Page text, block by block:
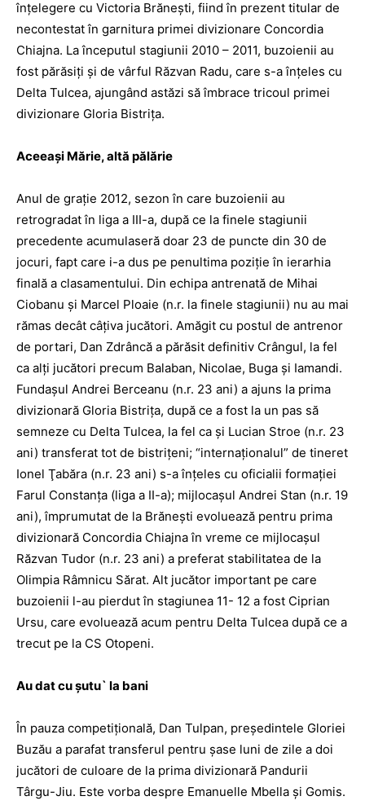
înţelegere cu Victoria Brăneşti, fiind în prezent titular de
necontestat în garnitura primei divizionare Concordia
Chiajna. La începutul stagiunii 2010 – 2011, buzoienii au
fost părăsiţi şi de vârful Răzvan Radu, care s-a înţeles cu
Delta Tulcea, ajungând astăzi să îmbrace tricoul primei
divizionare Gloria Bistriţa.
Aceeaşi Mărie, altă pălărie
Anul de graţie 2012, sezon în care buzoienii au
retrogradat în liga a III-a, după ce la finele stagiunii
precedente acumulaseră doar 23 de puncte din 30 de
jocuri, fapt care i-a dus pe penultima poziţie în ierarhia
finală a clasamentului. Din echipa antrenată de Mihai
Ciobanu şi Marcel Ploaie (n.r. la finele stagiunii) nu au mai
rămas decât câţiva jucători. Amăgit cu postul de antrenor
de portari, Dan Zdrâncă a părăsit definitiv Crângul, la fel
ca alţi jucători precum Balaban, Nicolae, Buga şi Iamandi.
Fundaşul Andrei Berceanu (n.r. 23 ani) a ajuns la prima
divizionară Gloria Bistriţa, după ce a fost la un pas să
semneze cu Delta Tulcea, la fel ca şi Lucian Stroe (n.r. 23
ani) transferat tot de bistriţeni; “internaţionalul” de tineret
Ionel Ţabăra (n.r. 23 ani) s-a înţeles cu oficialii formaţiei
Farul Constanţa (liga a II-a); mijlocaşul Andrei Stan (n.r. 19
ani), împrumutat de la Brăneşti evoluează pentru prima
divizionară Concordia Chiajna în vreme ce mijlocaşul
Răzvan Tudor (n.r. 23 ani) a preferat stabilitatea de la
Olimpia Râmnicu Sărat. Alt jucător important pe care
buzoienii l-au pierdut în stagiunea 11- 12 a fost Ciprian
Ursu, care evoluează acum pentru Delta Tulcea după ce a
trecut pe la CS Otopeni.
Au dat cu şutu` la bani
În pauza competiţională, Dan Tulpan, preşedintele Gloriei
Buzău a parafat transferul pentru şase luni de zile a doi
jucători de culoare de la prima divizionară Pandurii
Târgu-Jiu. Este vorba despre Emanuelle Mbella şi Gomis.